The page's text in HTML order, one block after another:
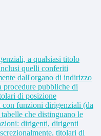
a qualsiasi titolo
quelli conferiti
dall'organo di indirizzo
procedure pubbliche di
di posizione
con funzioni dirigenziali (da
che distinguano le
dirigenti, dirigenti
titolari di